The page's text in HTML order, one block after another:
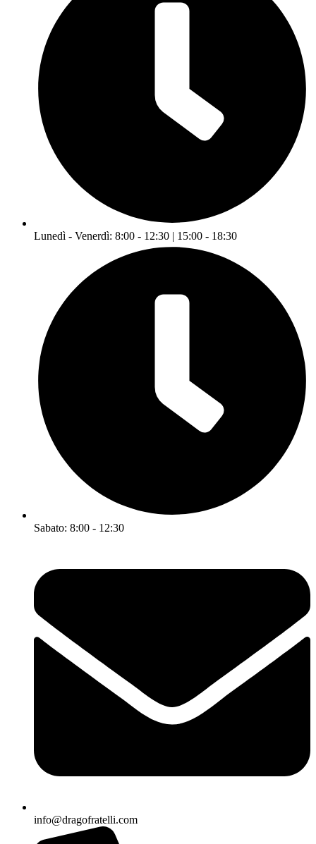
Lunedì - Venerdì: 8:00 - 12:30 | 15:00 - 18:30
Sabato: 8:00 - 12:30
info@dragofratelli.com